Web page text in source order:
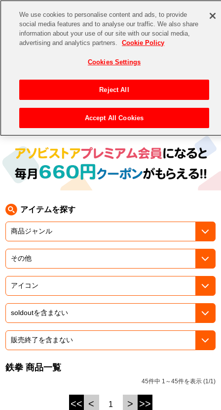
CHANNEL STORE EVENT
ゲーム 電子書籍
その他先行受付
アイドルマスターシリーズ
アイドルマスター
アイドルマスター ミリオンライブ！
アイドルマスター SideM
プロジェクトアイマス ヴイアライヴ
テイルズ オブ シリーズ
電音部
太鼓の達人
ACE COMBAT
イベントグッズ
トイ・ホビー
アイテムを探す
鉄拳 商品一覧
45件中 1～45件を表示 (1/1)
<< < 1 > >>
We use cookies to personalise content and ads, to provide
social media features and to analyse our traffic. We also share
information about your use of our site with our social media,
advertising and analytics partners.
Cookie Policy
Cookies Settings
Reject All
Accept All Cookies